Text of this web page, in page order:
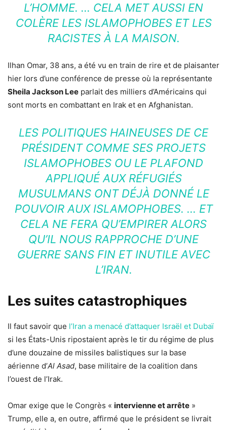
L’HOMME. … CELA MET AUSSI EN
COLÈRE LES ISLAMOPHOBES ET LES
RACISTES À LA MAISON.
Ilhan Omar, 38 ans, a été vu en train de rire et de plaisanter
hier lors d’une conférence de presse où la représentante
Sheila Jackson Lee parlait des milliers d’Américains qui
sont morts en combattant en Irak et en Afghanistan.
LES POLITIQUES HAINEUSES DE CE
PRÉSIDENT COMME SES PROJETS
ISLAMOPHOBES OU LE PLAFOND
APPLIQUÉ AUX RÉFUGIÉS
MUSULMANS ONT DÉJÀ DONNÉ LE
POUVOIR AUX ISLAMOPHOBES. … ET
CELA NE FERA QU’EMPIRER ALORS
QU’IL NOUS RAPPROCHE D’UNE
GUERRE SANS FIN ET INUTILE AVEC
L’IRAN.
Les suites catastrophiques
Il faut savoir que l’Iran a menacé d’attaquer Israël et Dubaï
si les États-Unis ripostaient après le tir du régime de plus
d’une douzaine de missiles balistiques sur la base
aérienne d’Al Asad, base militaire de la coalition dans
l’ouest de l’Irak.
Omar exige que le Congrès « intervienne et arrête »
Trump, elle a, en outre, affirmé que le président se livrait